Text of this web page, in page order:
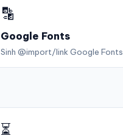
🔡
Google Fonts
Sinh @import/link Google Fonts.
⏳